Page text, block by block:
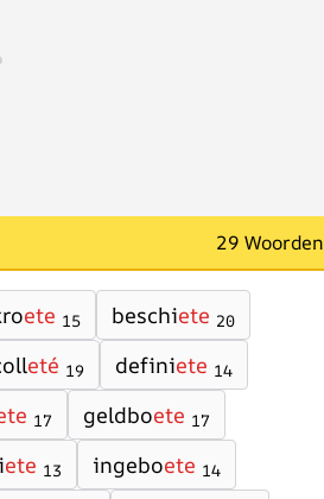
29 Woorden
ete 15 beschiete 20
eté 19 definiete 14
17 geldboete 17
ete 13 ingeboete 14